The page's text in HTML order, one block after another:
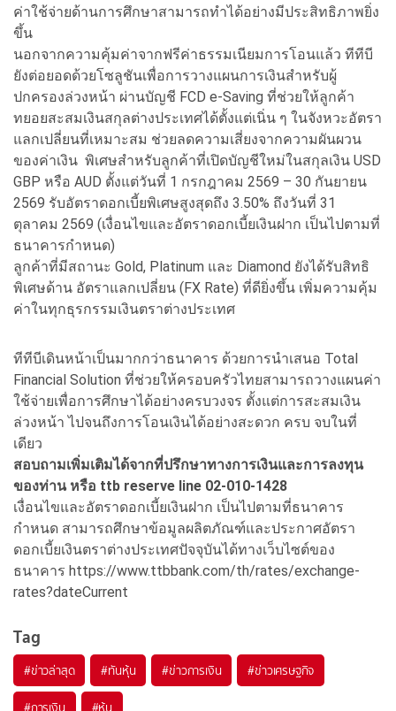
ค่าใช้จ่ายด้านการศึกษาสามารถทำได้อย่างมีประสิทธิภาพยิ่ง
ขึ้น
นอกจากความคุ้มค่าจากฟรีค่าธรรมเนียมการโอนแล้ว ทีทีบี
ยังต่อยอดด้วยโซลูชันเพื่อการวางแผนการเงินสำหรับผู้
ปกครองล่วงหน้า ผ่านบัญชี FCD e-Saving ที่ช่วยให้ลูกค้า
ทยอยสะสมเงินสกุลต่างประเทศได้ตั้งแต่เนิ่น ๆ ในจังหวะอัตรา
แลกเปลี่ยนที่เหมาะสม ช่วยลดความเสี่ยงจากความผันผวน
ของค่าเงิน พิเศษสำหรับลูกค้าที่เปิดบัญชีใหม่ในสกุลเงิน USD
GBP หรือ AUD ตั้งแต่วันที่ 1 กรกฎาคม 2569 – 30 กันยายน
2569 รับอัตราดอกเบี้ยพิเศษสูงสุดถึง 3.50% ถึงวันที่ 31
ตุลาคม 2569 (เงื่อนไขและอัตราดอกเบี้ยเงินฝาก เป็นไปตามที่
ธนาคารกำหนด)
ลูกค้าที่มีสถานะ Gold, Platinum และ Diamond ยังได้รับสิทธิ
พิเศษด้าน อัตราแลกเปลี่ยน (FX Rate) ที่ดียิ่งขึ้น เพิ่มความคุ้ม
ค่าในทุกธุรกรรมเงินตราต่างประเทศ
ทีทีบีเดินหน้าเป็นมากกว่าธนาคาร ด้วยการนำเสนอ Total
Financial Solution ที่ช่วยให้ครอบครัวไทยสามารถวางแผนค่า
ใช้จ่ายเพื่อการศึกษาได้อย่างครบวงจร ตั้งแต่การสะสมเงิน
ล่วงหน้า ไปจนถึงการโอนเงินได้อย่างสะดวก ครบ จบในที่
เดียว
สอบถามเพิ่มเติมได้จากที่ปรึกษาทางการเงินและการลงทุน
ของท่าน หรือ ttb reserve line 02-010-1428
เงื่อนไขและอัตราดอกเบี้ยเงินฝาก เป็นไปตามที่ธนาคาร
กำหนด สามารถศึกษาข้อมูลผลิตภัณฑ์และประกาศอัตรา
ดอกเบี้ยเงินตราต่างประเทศปัจจุบันได้ทางเว็บไซต์ของ
ธนาคาร https://www.ttbbank.com/th/rates/exchange-
rates?dateCurrent
Tag
#ข่าวล่าสุด #ทันหุ้น #ข่าวการเงิน #ข่าวเศรษฐกิจ
#การเงิน #หุ้น